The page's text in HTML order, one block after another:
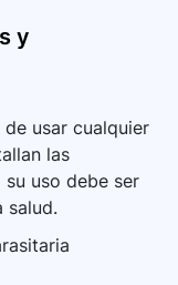
y
usar cualquier
las
su uso debe ser
salud.